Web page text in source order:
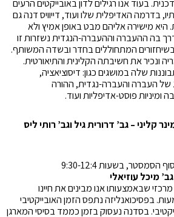
בעוד אנו רגילים לדון באובייקטים הרעים
בדרמה האדיפלית שלו ועוד, דייוויס דנה גם
מישירה אליהם מבט באופן אמיץ ולא
בה ההעברה וההעברה-הנגדית נשזרות זו
המתחוללים בחדר ובשדה המשותף.
ונכיר את חשיבתה הקלינית והתיאורטית.
שלה במושגים כגון: דיסוציאציה,
העברה והעברה-נגדית, ההורה
ומיניות פוסט-אדיפליות ועוד.
הסמסטר, בשעות 9:30-12:4
מיכל עוזיאלי
מרכזי שבאמצעותו אנו מבינים את חיינו
בפסיכואנליזה נתפס הזמן האובייקטיבי
בסדנה נעסוק בזמן כממד בסיסי המארגן